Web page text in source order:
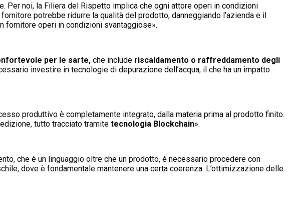
Per noi, la Filiera del Rispetto implica che ogni attore operi in condizioni
potrebbe ridurre la qualità del prodotto, danneggiando l’azienda e il
fornitore operi in condizioni svantaggiose».
per le sarte, che include riscaldamento o raffreddamento degli
investire in tecnologie di depurazione dell’acqua, il che ha un impatto
produttivo è completamente integrato, dalla materia prima al prodotto finito.
tutto tracciato tramite tecnologia Blockchain».
che è un linguaggio oltre che un prodotto, è necessario procedere con
dove è fondamentale mantenere una certa coerenza. L’ottimizzazione delle